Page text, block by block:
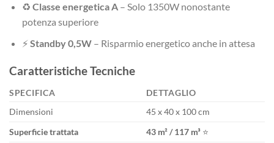
♻️ Classe energetica A– Solo 1350W nonostante
potenza superiore
⚡Standby 0,5W– Risparmio energetico anche in attesa
Caratteristiche Tecniche
SPECIFICA
DETTAGLIO
Dimensioni
45 x 40 x 100 cm
Superficie trattata
43 m² / 117 m³ ⭐